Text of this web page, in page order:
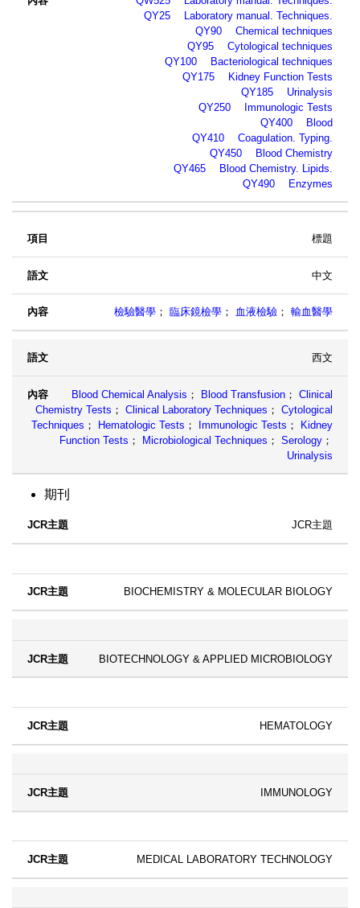
QY25 Laboratory manual. Techniques.
QY90 Chemical techniques
QY95 Cytological techniques
QY100 Bacteriological techniques
QY175 Kidney Function Tests
QY185 Urinalysis
QY250 Immunologic Tests
QY400 Blood
QY410 Coagulation. Typing.
QY450 Blood Chemistry
QY465 Blood Chemistry. Lipids.
QY490 Enzymes
標題
中文
檢驗醫學； 臨床鏡檢學； 血液檢驗； 輸血醫學
西文
Blood Chemical Analysis ； Blood Transfusion； Clinical
Chemistry Tests ； Clinical Laboratory Techniques ； Cytological
Techniques ； Hematologic Tests ； Immunologic Tests ； Kidney
Function Tests ； Microbiological Techniques ； Serology；
Urinalysis
期刊
JCR主題
BIOCHEMISTRY & MOLECULAR BIOLOGY
BIOTECHNOLOGY & APPLIED MICROBIOLOGY
HEMATOLOGY
IMMUNOLOGY
MEDICAL LABORATORY TECHNOLOGY